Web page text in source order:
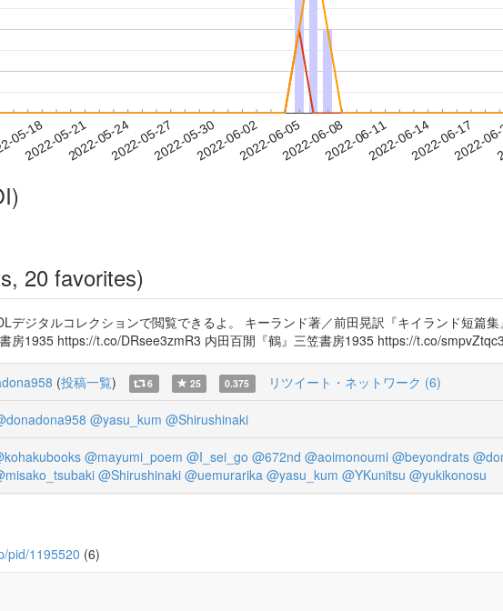
05-18
2022-05-212022-05-242022-05-272022-05-302022-06-022022-06-052022-06-082022-06-112022-06-142022-06-17
2022-
20 favorites)
デジタルコレクションで閲覧できるよ。 キーランド著／前田晃訳『キイランド短篇
1935 https://t.co/DRsee3zmR3 内田百閒『鶴』三笠書房1935 https://t.co/
(投稿一覧) 6 25 0.375 リツイート・ネットワーク (6)
@yasu_kum @Shirushinaki
@mayumi_poem @I_sei_go @672nd @aoimonoumi @beyondrats
@Shirushinaki @uemurarika @yasu_kum @YKunitsu @yukikonosu
pid/1195520 (6)